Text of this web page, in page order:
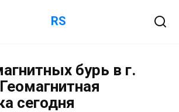
RS
бурь в г.
сегодня